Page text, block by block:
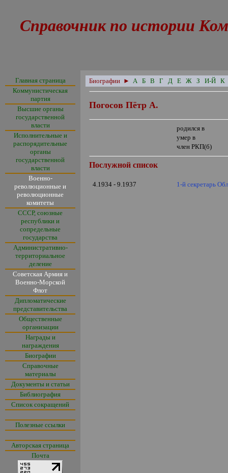
Справочник по истории
Главная страница
Коммунистическая
партия
Высшие органы
государственной
власти
Исполнительные и
распорядительные
органы
государственной
власти
Военно-
революционные и
революционные
комитеты
СССР, союзные
республики и
сопредельные
государства
Административно-
территориальное
деление
Советская Армия и
Военно-Морской
Флот
Дипломатические
представительства
Общественные
организации
Награды и
награждения
Биографии
Справочные
материалы
Документы и статьи
Библиография
Список сокращений
Полезные ссылки
Авторская страница
Почта
Биографии ► А Б В Г Д Е Ж З И-Й К
Погосов Пётр А.
родился в
умер в
член РКП(б)
Послужной список
4.1934 - 9.1937 1-й секретарь